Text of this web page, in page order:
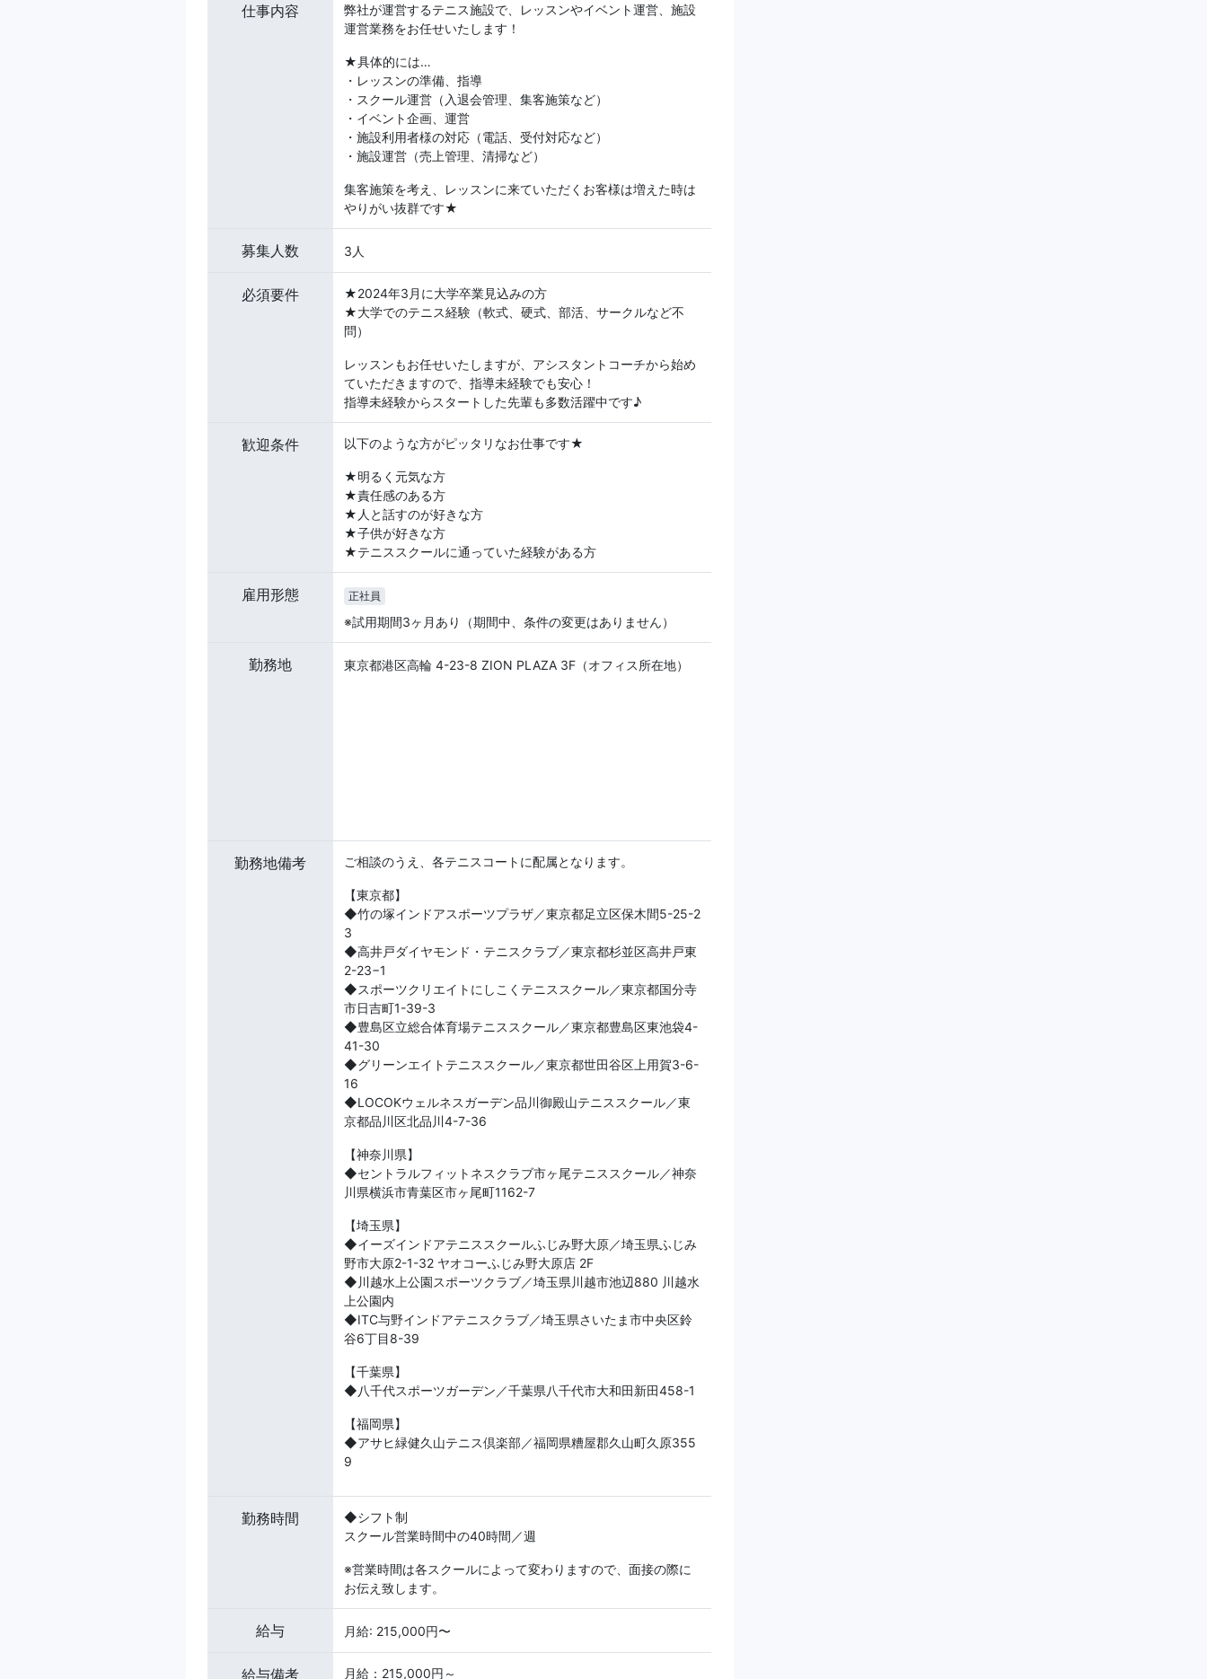
仕事内容
弊社が運営するテニス施設で、レッスンやイベント運営、施設
運営業務をお任せいたします！
★具体的には…
・レッスンの準備、指導
・スクール運営（入退会管理、集客施策など）
・イベント企画、運営
・施設利用者様の対応（電話、受付対応など）
・施設運営（売上管理、清掃など）
集客施策を考え、レッスンに来ていただくお客様は増えた時は
やりがい抜群です★
募集人数 3人
必須要件
★2024年3月に大学卒業見込みの方
★大学でのテニス経験（軟式、硬式、部活、サークルなど不
問）
レッスンもお任せいたしますが、アシスタントコーチから始め
ていただきますので、指導未経験でも安心！
指導未経験からスタートした先輩も多数活躍中です♪
歓迎条件 以下のような方がピッタリなお仕事です★
★明るく元気な方
★責任感のある方
★人と話すのが好きな方
★子供が好きな方
★テニススクールに通っていた経験がある方
雇用形態 正社員
※試用期間3ヶ月あり（期間中、条件の変更はありません）
勤務地 東京都港区高輪 4-23-8 ZION PLAZA 3F（オフィス所在地）
勤務地備考 ご相談のうえ、各テニスコートに配属となります。
【東京都】
◆竹の塚インドアスポーツプラザ／東京都足立区保木間5-25-2
3
◆高井戸ダイヤモンド・テニスクラブ／東京都杉並区高井戸東
2-23−1
◆スポーツクリエイトにしこくテニススクール／東京都国分寺
市日吉町1-39-3
◆豊島区立総合体育場テニススクール／東京都豊島区東池袋4-
41-30
◆グリーンエイトテニススクール／東京都世田谷区上用賀3-6-
16
◆LOCOKウェルネスガーデン品川御殿山テニススクール／東
京都品川区北品川4-7-36
【神奈川県】
◆セントラルフィットネスクラブ市ヶ尾テニススクール／神奈
川県横浜市青葉区市ヶ尾町1162-7
【埼玉県】
◆イーズインドアテニススクールふじみ野大原／埼玉県ふじみ
野市大原2-1-32 ヤオコーふじみ野大原店 2F
◆川越水上公園スポーツクラブ／埼玉県川越市池辺880 川越水
上公園内
◆ITC与野インドアテニスクラブ／埼玉県さいたま市中央区鈴
谷6丁目8-39
【千葉県】
◆八千代スポーツガーデン／千葉県八千代市大和田新田458-1
【福岡県】
◆アサヒ緑健久山テニス倶楽部／福岡県糟屋郡久山町久原355
9
勤務時間
◆シフト制
スクール営業時間中の40時間／週
※営業時間は各スクールによって変わりますので、面接の際に
お伝え致します。
給与 月給: 215,000円〜
給与備考 月給：215,000円～